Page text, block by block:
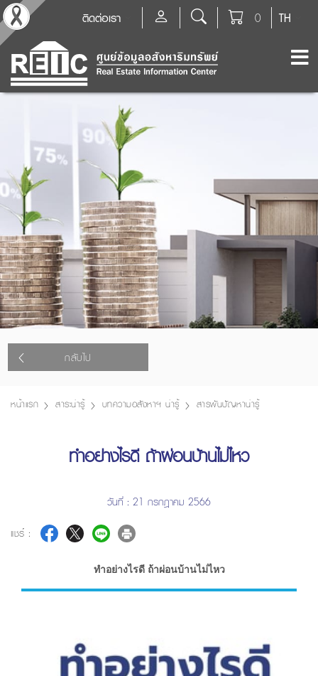
TH
0
ติดต่อเรา
กลับไป
หน้าแรก สาระน่ารู้ บทความอสังหาฯ น่ารู้ สารพันปัญหาน่ารู้
ทำอย่างไรดี ถ้าผ่อนบ้านไม่ไหว
วันที่ : 21 กรกฎาคม 2566
แชร์ :
ทำอย่างไรดี ถ้าผ่อนบ้านไม่ไหว